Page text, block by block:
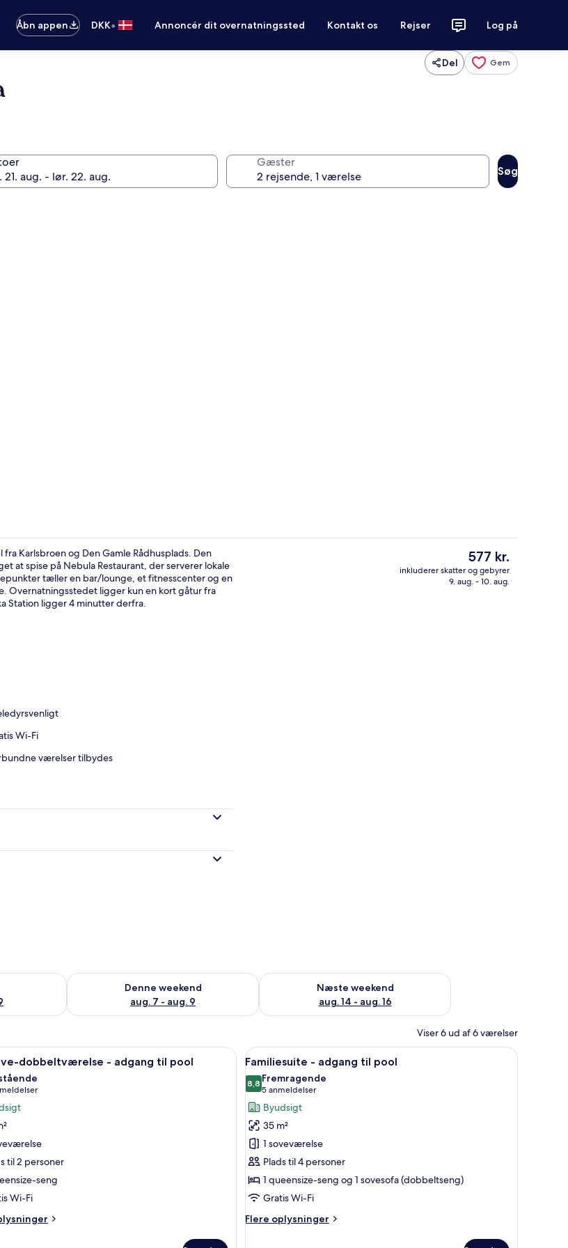
Åbn appen
DKK• Annoncér dit overnatningssted Kontakt os Rejser Log på
Del Gem
Gæster
Søg
Spa Der serveres frokost og aftensmad
Karlsbroen og Den Gamle Rådhusplads. Den
at spise på Nebula Restaurant, der serverer lokale
tæller en bar/lounge, et fitnesscenter og en
Overnatningsstedet ligger kun en kort gåtur fra
Station ligger 4 minutter derfra.
Wi-Fi
værelser tilbydes
Den
nuværende
pris
577 kr.
inkluderer skatter og gebyrer
9. aug. - 10. aug.
aug. 8 - aug. 9
Denne weekend
aug. 7 - aug. 9
Tjek tilgængelighed for denne weekend aug. 7 - aug. 9
Næste weekend
aug. 14 - aug. 16
Tjek tilgængelighed for næste weekend aug. 14 - aug. 16
Viser 6 ud af 6 værelser
Et hotelværelse med en stor seng, et skrivebord, en stol og et maleri på væggen.
dobbeltværelse - adgang til pool
10
til 2 personer
seng
Wi-Fi
Indlæs
alle
billeder
af
Familiesuite
-
adgang
til
pool
Et hotelværelse med en seng, et fjernsyn
4
Familiesuite - adgang til pool
8,88,8 ud af 10
Fremragende
5 anmeldelser
(5
anmeldelser)
Byudsigt
35 m²
1 soveværelse
Plads til 4 personer
1 queensize-seng og 1 sovesofa (dobbeltseng)
Gratis Wi-Fi
Flere oplysninger
Flere